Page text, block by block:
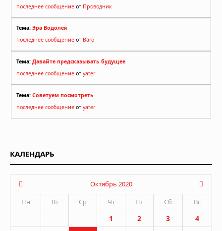
последнее сообщение от Проводник
Тема: Эра Водолея
последнее сообщение от Baro
Тема: Давайте предсказывать будущее
последнее сообщение от yater
Тема: Советуем посмотреть
последнее сообщение от yater
КАЛЕНДАРЬ
Октябрь 2020
Пн
Вт Ср Чт Пт Сб Вс
1 2 3
4